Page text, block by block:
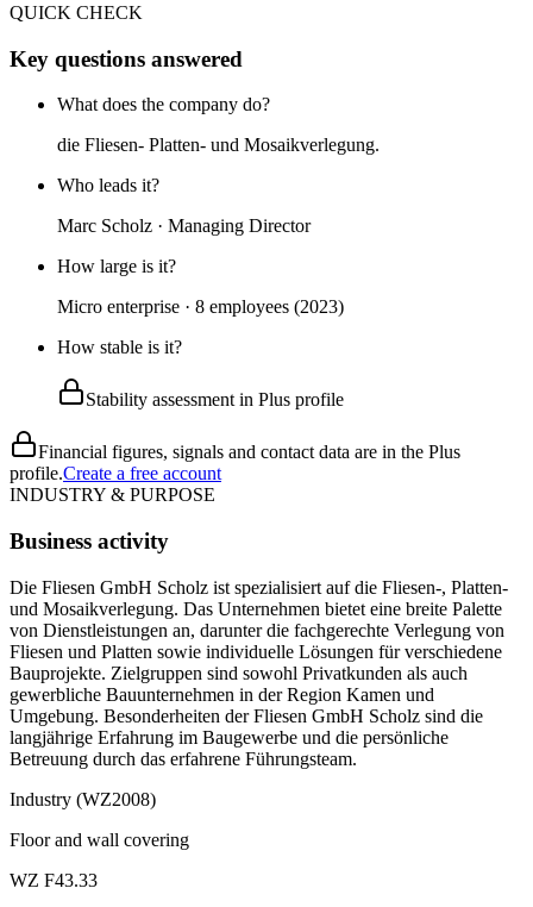
QUICK CHECK
Key questions answered
What does the company do?
die Fliesen- Platten- und Mosaikverlegung.
Who leads it?
Marc Scholz · Managing Director
How large is it?
Micro enterprise · 8 employees (2023)
How stable is it?
Stability assessment in Plus profile
Financial figures, signals and contact data are in the Plus
profile.Create a free account
INDUSTRY & PURPOSE
Business activity
Die Fliesen GmbH Scholz ist spezialisiert auf die Fliesen-, Platten-
und Mosaikverlegung. Das Unternehmen bietet eine breite Palette
von Dienstleistungen an, darunter die fachgerechte Verlegung von
Fliesen und Platten sowie individuelle Lösungen für verschiedene
Bauprojekte. Zielgruppen sind sowohl Privatkunden als auch
gewerbliche Bauunternehmen in der Region Kamen und
Umgebung. Besonderheiten der Fliesen GmbH Scholz sind die
langjährige Erfahrung im Baugewerbe und die persönliche
Betreuung durch das erfahrene Führungsteam.
Industry (WZ2008)
Floor and wall covering
WZ F43.33